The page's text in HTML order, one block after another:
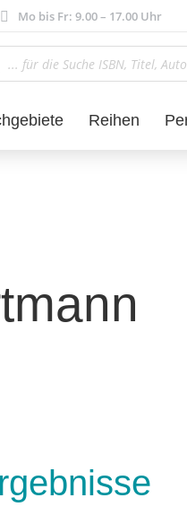
Mo bis Fr: 9.00 – 17.00 Uhr
Reihen